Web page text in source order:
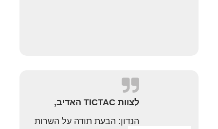
לצוות TICTAC האדיב,
הנדון: הבעת תודה על השרות